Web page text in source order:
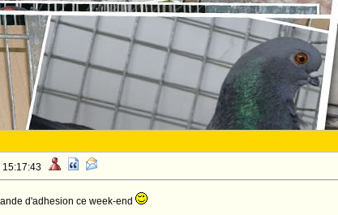
15:17:43
d'adhesion ce week-end